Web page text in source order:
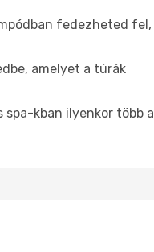
fedezheted fel,
amelyet a túrák
spa-kban ilyenkor több a